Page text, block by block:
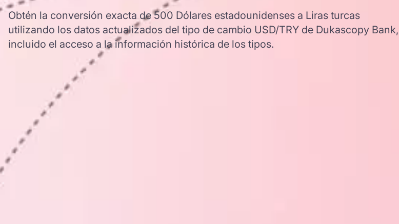
Obtén la conversión exacta de 500 Dólares estadounidenses a Liras turcas
utilizando los datos actualizados del tipo de cambio USD/TRY de Dukascopy Bank,
incluido el acceso a la información histórica de los tipos.